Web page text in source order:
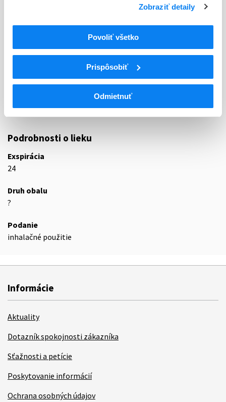
Zobraziť detaily
Povoliť všetko
Prispôsobiť
Odmietnuť
ATC
Centrálna nervová sústava
N01A
Celkové anestetiká
Iné celkové anestetiká
N01AX63
Oxid dusný, kombinácie
Podrobnosti o lieku
Exspirácia
24
Druh obalu
?
Podanie
inhalačné použitie
Informácie
Aktuality
Dotazník spokojnosti zákazníka
Sťažnosti a petície
Poskytovanie informácií
Ochrana osobných údajov